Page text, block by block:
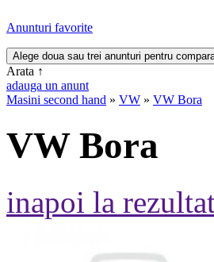
Anunturi favorite
Arata ↑
adauga un anunt
Masini second hand » VW » VW Bora
VW Bora
inapoi la